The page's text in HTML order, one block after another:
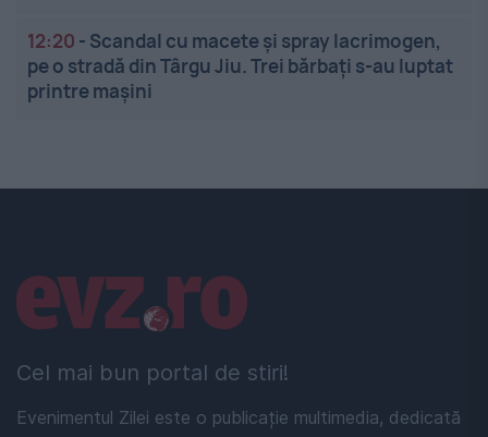
12:20 - Scandal cu macete și spray lacrimogen,
pe o stradă din Târgu Jiu. Trei bărbați s-au luptat
printre mașini
Cel mai bun portal de stiri!
Evenimentul Zilei este o publicație multimedia, dedicată
Linkuri utile